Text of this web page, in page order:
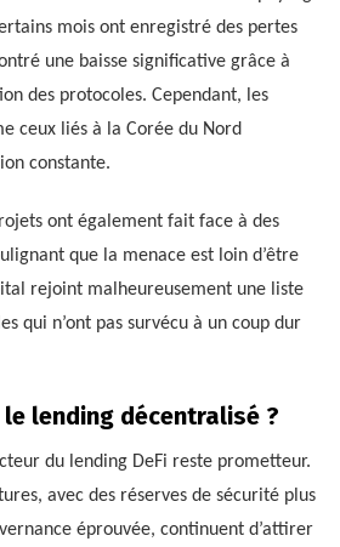
mois ont enregistré des pertes
une baisse significative grâce à
des protocoles. Cependant, les
ceux liés à la Corée du Nord
constante.
ont également fait face à des
que la menace est loin d’être
rejoint malheureusement une liste
qui n’ont pas survécu à un coup dur
lending décentralisé ?
du lending DeFi reste prometteur.
avec des réserves de sécurité plus
éprouvée, continuent d’attirer